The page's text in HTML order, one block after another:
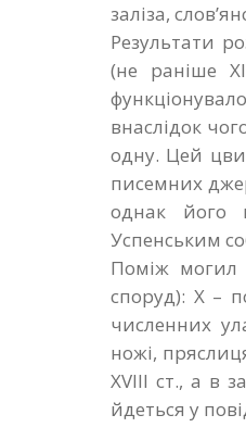
заліза,
Результати
(не раніше
внаслідок
одну. Цей
писемних
однак його
Успенським
Поміж могил
споруд): Х –
численних
ножі,
ХVІІІ ст., а в
йдеться у